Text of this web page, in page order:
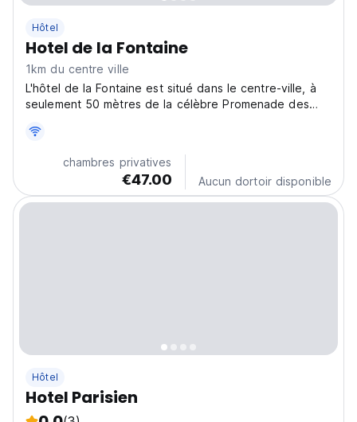
Hôtel
Hotel de la Fontaine
1km du centre ville
L'hôtel de la Fontaine est situé dans le centre-ville, à
seulement 50 mètres de la célèbre Promenade des
chambres privatives
€47.00 Aucun dortoir disponible
Hôtel
Hotel Parisien